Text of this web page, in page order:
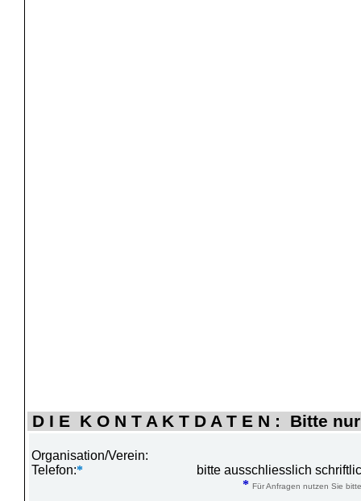
D I E K O N T A K T D A T E N : Bitte
Organisation/Verein:
Telefon:*
bitte ausschliesslich
* Für Anfragen nutzen Sie